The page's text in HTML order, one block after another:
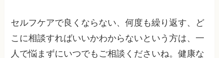
セルフケアで良くならない、何度も繰り返す、ど
こに相談すればいいかわからないという方は、一
人で悩まずにいつでもご相談くださいね。健康な